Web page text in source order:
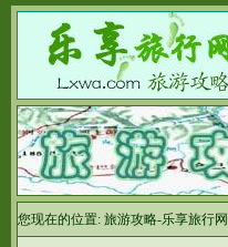
您现在的位置: 旅游攻略-乐享旅行网